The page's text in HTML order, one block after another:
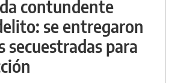
contundente
se entregaron
secuestradas para